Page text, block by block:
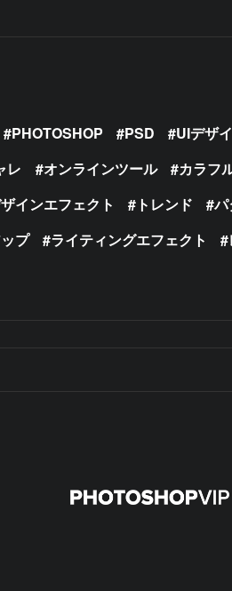
PHOTOSHOP PSD UIデザ
レ オンラインツール カラフ
インエフェクト トレンド
プ ライティングエフェクト